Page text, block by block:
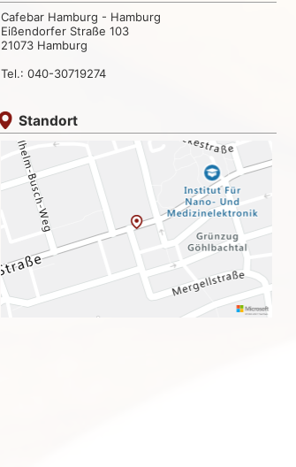
Cafebar Hamburg - Hamburg
Eißendorfer Straße 103
21073 Hamburg
Tel.: 040-30719274
Standort